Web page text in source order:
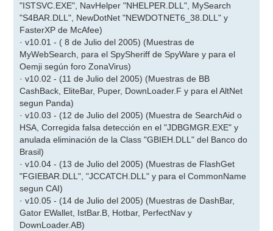
"ISTSVC.EXE", NavHelper "NHELPER.DLL", MySearch
"S4BAR.DLL", NewDotNet "NEWDOTNET6_38.DLL" y
FasterXP de McAfee)
· v10.01 - ( 8 de Julio del 2005) (Muestras de
MyWebSearch, para el SpySheriff de SpyWare y para el
Oemji según foro ZonaVirus)
· v10.02 - (11 de Julio del 2005) (Muestras de BB
CashBack, EliteBar, Puper, DownLoader.F y para el AltNet
segun Panda)
· v10.03 - (12 de Julio del 2005) (Muestra de SearchAid o
HSA, Corregida falsa detección en el "JDBGMGR.EXE" y
anulada eliminación de la Class "GBIEH.DLL" del Banco do
Brasil)
· v10.04 - (13 de Julio del 2005) (Muestras de FlashGet
"FGIEBAR.DLL", "JCCATCH.DLL" y para el CommonName
segun CAI)
· v10.05 - (14 de Julio del 2005) (Muestras de DashBar,
Gator EWallet, IstBar.B, Hotbar, PerfectNav y
DownLoader.AB)